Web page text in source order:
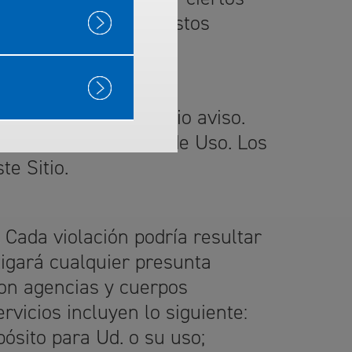
dentro de estos
momento sin previo aviso.
con los Términos de Uso. Los
Sitio.
violación podría resultar
cualquier presunta
agencias y cuerpos
incluyen lo siguiente:
para Ud. o su uso;